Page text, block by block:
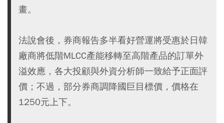
畫。
法說會後，券商報告多半看好營運將受惠於日韓
廠商將低階MLCC產能移轉至高階產品的訂單外
溢效應，各大投顧與外資分析師一致給予正面評
價；不過，部分券商調降國巨目標價，價格在
1250元上下。